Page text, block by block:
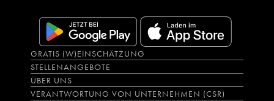
GRATIS (W)EINSCHÄTZUNG
STELLENANGEBOTE
ÜBER UNS
VERANTWORTUNG VON UNTERNEHMEN (CSR)